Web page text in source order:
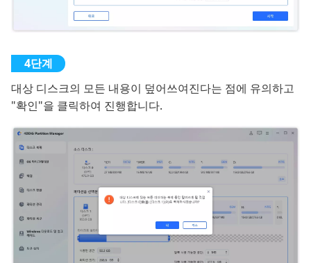
대상 디스크의 모든 내용이 덮어쓰여진다는 점에 유의하고
"확인"을 클릭하여 진행합니다.